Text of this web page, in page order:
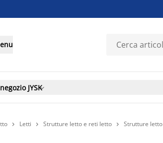
JYSK
 Letti  Strutture letto e reti letto  Strutture letto